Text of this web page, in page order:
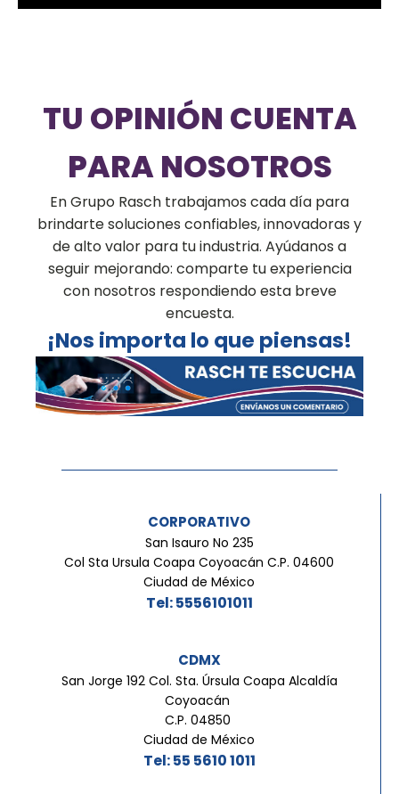
TU OPINIÓN CUENTA
PARA NOSOTROS
En Grupo Rasch trabajamos cada día para
brindarte soluciones confiables, innovadoras y
de alto valor para tu industria. Ayúdanos a
seguir mejorando: comparte tu experiencia
con nosotros respondiendo esta breve
encuesta.
¡Nos importa lo que piensas!
CORPORATIVO
San Isauro No 235
Col Sta Ursula Coapa Coyoacán C.P. 04600
Ciudad de México
Tel: 5556101011
CDMX
San Jorge 192 Col. Sta. Úrsula Coapa Alcaldía
Coyoacán
C.P. 04850
Ciudad de México
Tel: 55 5610 1011